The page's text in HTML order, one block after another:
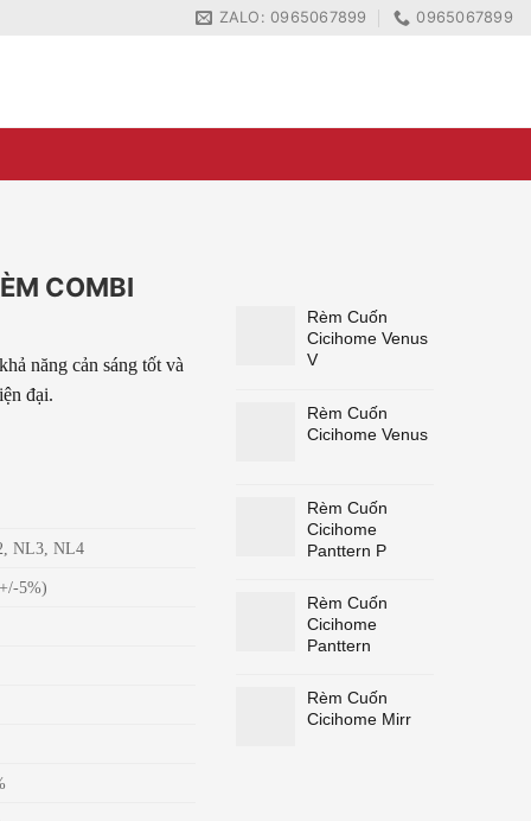
ZALO: 0965067899 0965067899
COMBI
năng cản sáng tốt và
đại.
NL3, NL4
5%)
Rèm Cuốn
Cicihome Venus
V
Rèm Cuốn
Cicihome Venus
Rèm Cuốn
Cicihome
Panttern P
Rèm Cuốn
Cicihome
Panttern
Rèm Cuốn
Cicihome Mirr